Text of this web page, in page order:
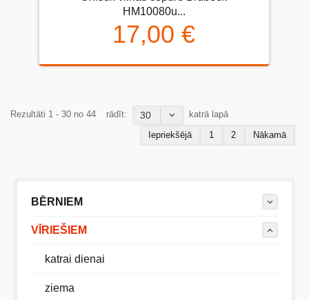
HM10080u...
17,00 €
Rezultāti 1 - 30 no 44 rādīt: 30
katrā lapā
Iepriekšējā
1 2 Nākamā
BĒRNIEM
VĪRIEŠIEM
katrai dienai
ziema